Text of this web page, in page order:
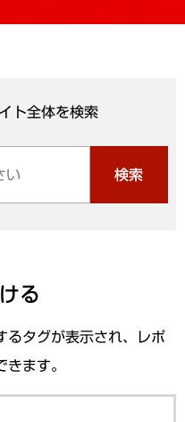
ト全体を検索
検索
る
るタグが表示され、レポ
ます。